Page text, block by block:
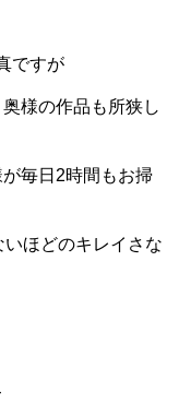
ですが
様の作品も所狭し
毎日2時間もお掃
ほどのキレイさな